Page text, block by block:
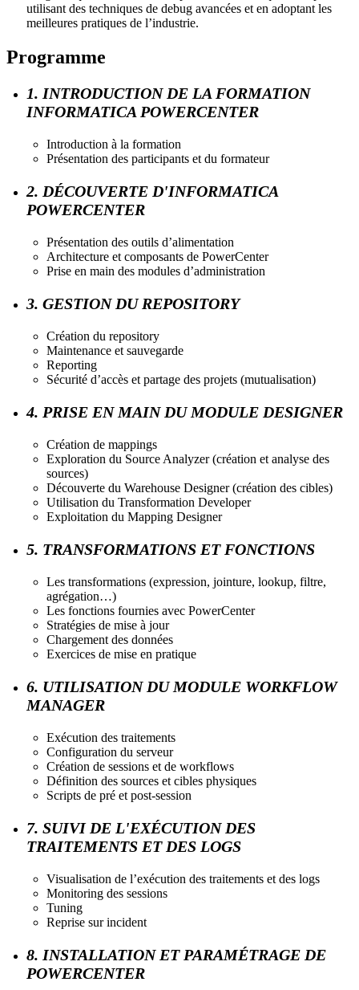
utilisant des techniques de debug avancées et en adoptant les
meilleures pratiques de l’industrie.
Programme
1. INTRODUCTION DE LA FORMATION
INFORMATICA POWERCENTER
Introduction à la formation
Présentation des participants et du formateur
2. DÉCOUVERTE D'INFORMATICA
POWERCENTER
Présentation des outils d’alimentation
Architecture et composants de PowerCenter
Prise en main des modules d’administration
3. GESTION DU REPOSITORY
Création du repository
Maintenance et sauvegarde
Reporting
Sécurité d’accès et partage des projets (mutualisation)
4. PRISE EN MAIN DU MODULE DESIGNER
Création de mappings
Exploration du Source Analyzer (création et analyse des
sources)
Découverte du Warehouse Designer (création des cibles)
Utilisation du Transformation Developer
Exploitation du Mapping Designer
5. TRANSFORMATIONS ET FONCTIONS
Les transformations (expression, jointure, lookup, filtre,
agrégation…)
Les fonctions fournies avec PowerCenter
Stratégies de mise à jour
Chargement des données
Exercices de mise en pratique
6. UTILISATION DU MODULE WORKFLOW
MANAGER
Exécution des traitements
Configuration du serveur
Création de sessions et de workflows
Définition des sources et cibles physiques
Scripts de pré et post-session
7. SUIVI DE L'EXÉCUTION DES
TRAITEMENTS ET DES LOGS
Visualisation de l’exécution des traitements et des logs
Monitoring des sessions
Tuning
Reprise sur incident
8. INSTALLATION ET PARAMÉTRAGE DE
POWERCENTER